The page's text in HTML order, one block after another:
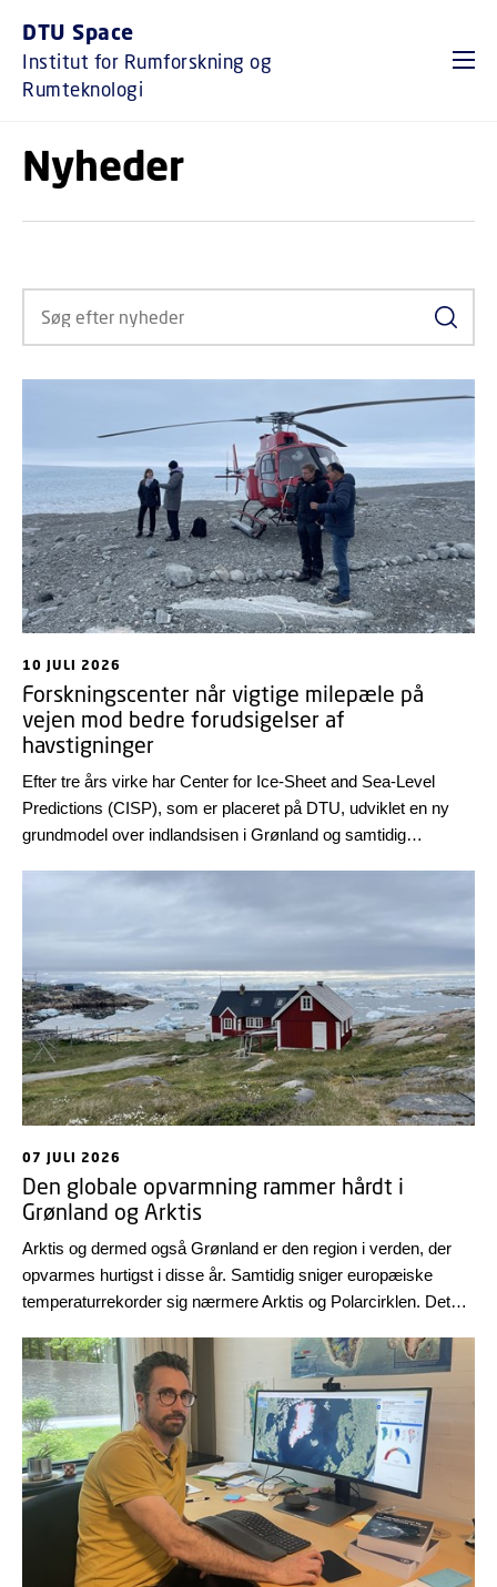
DTU Space
Institut for Rumforskning og
Rumteknologi
Nyheder
Søg
10 JULI 2026
Forskningscenter når vigtige milepæle på
vejen mod bedre forudsigelser af
havstigninger
Efter tre års virke har Center for Ice-Sheet and Sea-Level
Predictions (CISP), som er placeret på DTU, udviklet en ny
grundmodel over indlandsisen i Grønland og samtidig
07 JULI 2026
Den globale opvarmning rammer hårdt i
Grønland og Arktis
Arktis og dermed også Grønland er den region i verden, der
opvarmes hurtigst i disse år. Samtidig sniger europæiske
temperaturrekorder sig nærmere Arktis og Polarcirklen. Det
udgivet tidligere i år med bidrag fra DTU Space.